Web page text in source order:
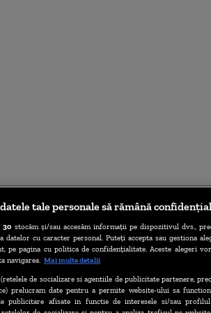
datele tale personale să rămână
30 stocăm și/sau accesăm informații pe dispozitivul dvs.,
datelor cu caracter personal. Puteți accepta sau gestiona
pe pagina cu politica de confidențialitate. Aceste alegeri
navigarea. Mai multe detalii
de socializare si agentiile de publicitate partenere,
prelucram date pentru a permite website-ului sa
publicitare afisate in functie de interesele si/sau